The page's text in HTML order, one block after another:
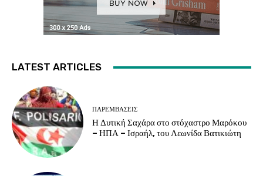
LATEST ARTICLES
ΠΑΡΕΜΒΑΣΕΙΣ
Η Δυτική Σαχάρα στο στόχαστρο Μαρόκου
– ΗΠΑ – Ισραήλ, του Λεωνίδα Βατικιώτη